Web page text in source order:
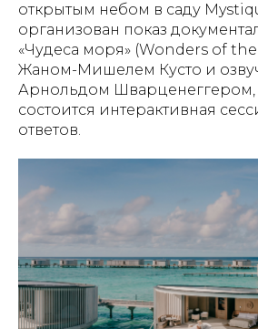
открытым небом в саду
организован показ
«Чудеса моря» (Wonders of the
Жаном-Мишелем Кусто и
Арнольдом Шварценеггером,
состоится интерактивная
ответов.